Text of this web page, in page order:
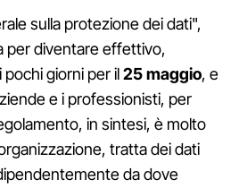
sulla protezione dei dati",
per diventare effettivo,
giorni per il25 maggio, e
e i professionisti, per
in sintesi, è molto
tratta dei dati
da dove